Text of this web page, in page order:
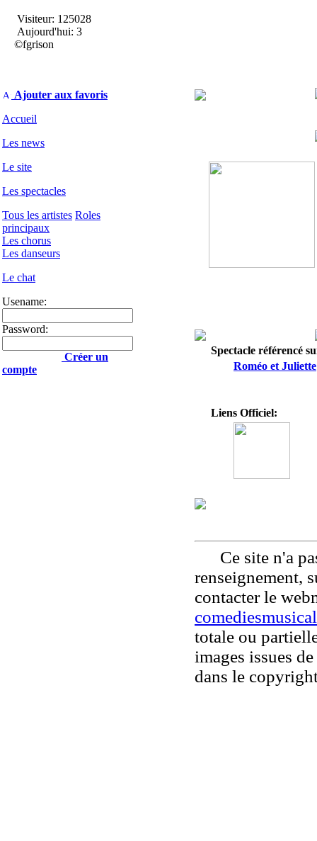
Visiteur: 125028
Aujourd'hui: 3
©fgrison
Ajouter aux favoris
Accueil
Les news
Le site
Les spectacles
Tous les artistes Roles
principaux
Les chorus
Les danseurs
Le chat
Usename:
Password:
Créer un
compte
Spectacle référencé
Roméo et Juliette
Liens Officiel:
Ce site n'a
renseignement,
contacter le
totale ou
images issues
dans le